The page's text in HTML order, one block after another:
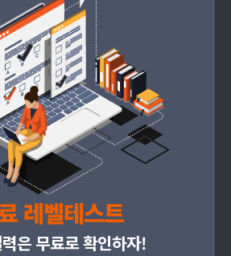
레벨테스트
은 무료로 확인하자!